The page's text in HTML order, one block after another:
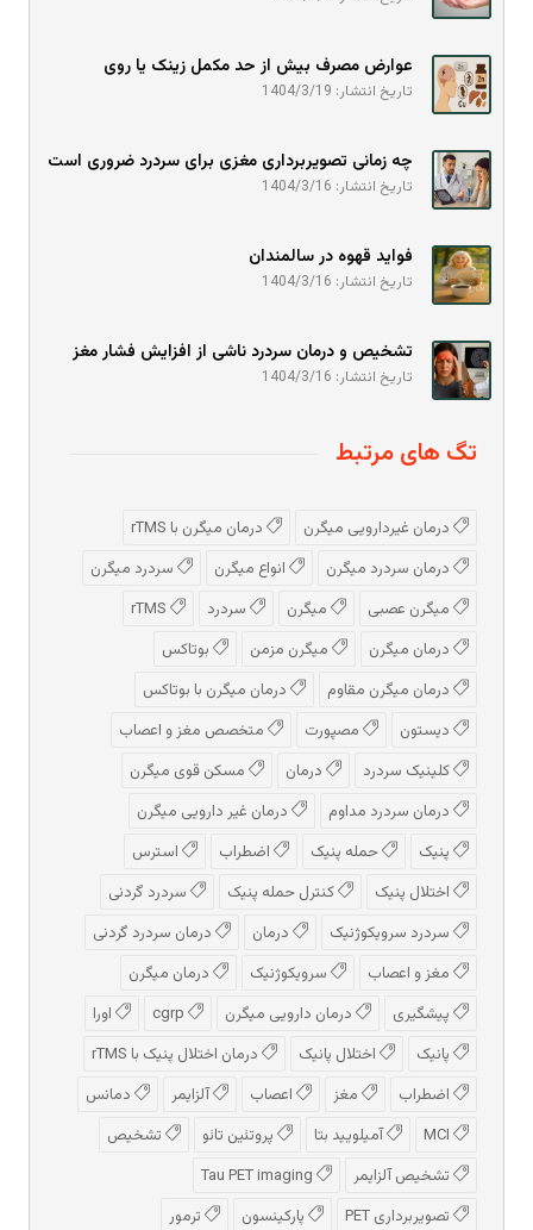
عوارض مصرف بیش از حد مکمل زینک یا روی
تاریخ انتشار: 1404/3/19
چه زمانی تصویربرداری مغزی برای سردرد ضروری است
تاریخ انتشار: 1404/3/16
فواید قهوه در سالمندان
تاریخ انتشار: 1404/3/16
تشخیص و درمان سردرد ناشی از افزایش فشار مغز
تاریخ انتشار: 1404/3/16
تگ های مرتبط
درمان غیردارویی میگرن
درمان میگرن با rTMS
درمان سردرد میگرن
انواع میگرن
سردرد میگرن
میگرن عصبی
میگرن سردرد
درمان میگرن
میگرن مزمن
بوتاکس
درمان میگرن مقاوم
درمان میگرن با بوتاکس
دیستون
مصپورت
متخصص مغز و اعصاب
کلینیک سردرد
درمان
مسکن قوی میگرن
درمان سردرد مداوم
درمان غیر دارویی میگرن
پنیک
حمله پنیک اضطراب
استرس
اختلال پنیک
کنترل حمله پنیک
سردرد گردنی
سردرد سرویکوژنیک
درمان
درمان سردرد گردنی
مغز و اعصاب
سرویکوژنیک
درمان میگرن
پیشگیری
درمان دارویی میگرن
اورا
پانیک
اختلال پانیک
درمان اختلال پنیک با rTMS
اضطراب
مغز اعصاب آلزایمر
دمانس
آمیلویید بتا پروتئین تائو
تشخیص
تشخیص آلزایمر
تصویربرداری PET
پارکینسون
ترمور